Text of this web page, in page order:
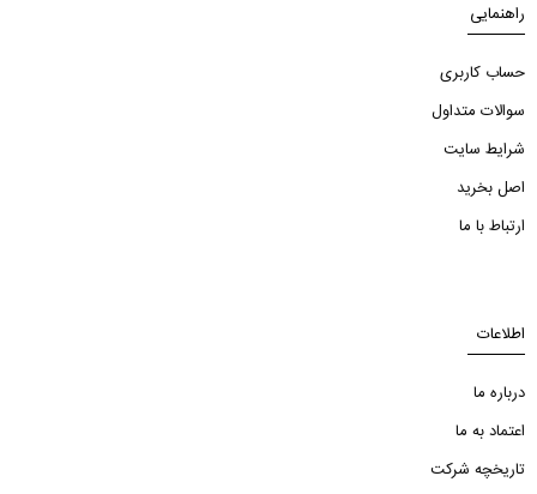
راهنمایی
حساب کاربری
سوالات متداول
شرایط سایت
اصل بخرید
ارتباط با ما
اطلاعات
درباره ما
اعتماد به ما
تاریخچه شرکت